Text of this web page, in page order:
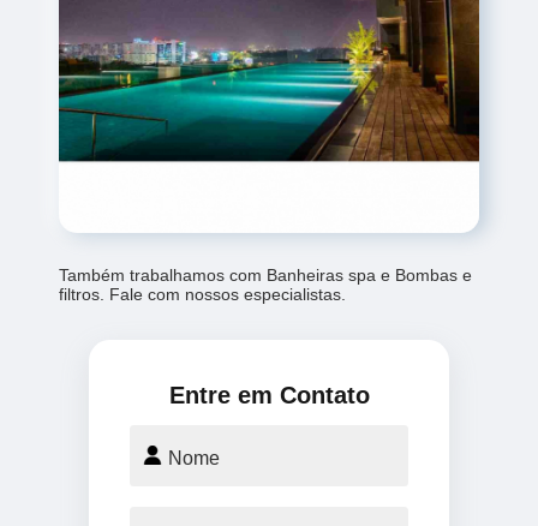
Também trabalhamos com Banheiras spa e Bombas e
filtros. Fale com nossos especialistas.
Entre em Contato